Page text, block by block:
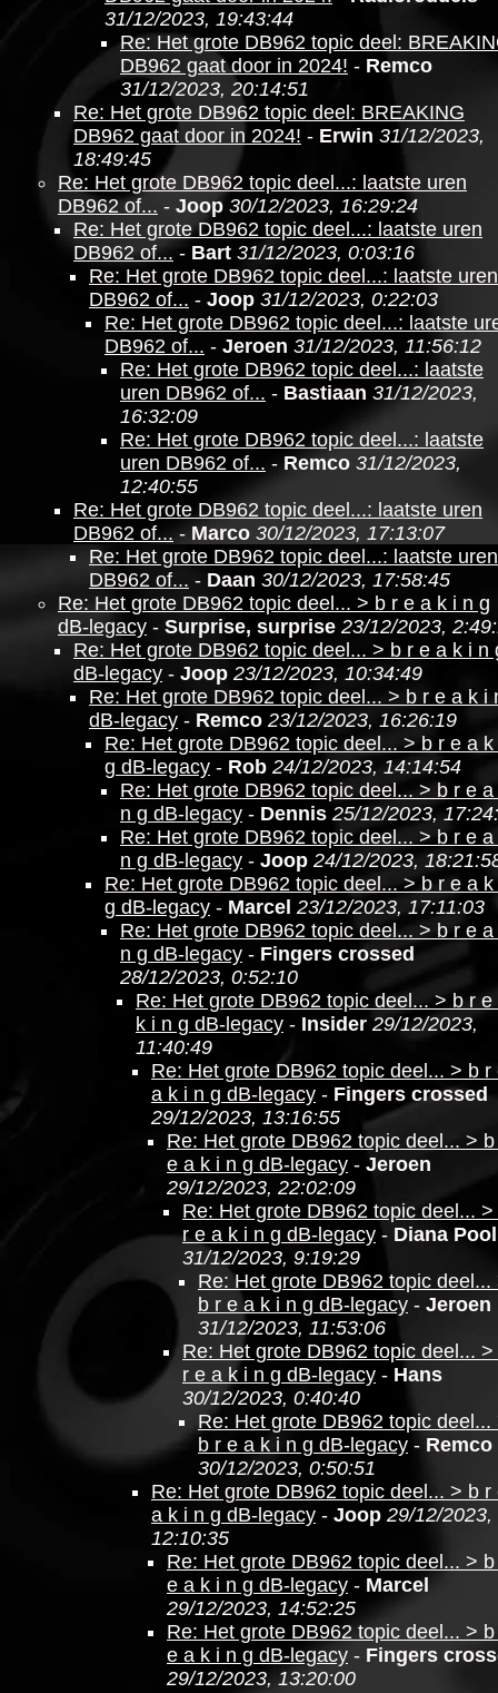
31/12/2023, 19:43:44
Re: Het grote DB962 topic deel:
DB962 gaat door in 2024! - Remco
31/12/2023, 20:14:51
Re: Het grote DB962 topic deel: BREAKING
DB962 gaat door in 2024! - Erwin 31/12/2023,
18:49:45
Re: Het grote DB962 topic deel...: laatste uren
DB962 of... - Joop 30/12/2023, 16:29:24
Re: Het grote DB962 topic deel...: laatste uren
DB962 of... - Bart 31/12/2023, 0:03:16
Re: Het grote DB962 topic deel...: laatste uren
DB962 of... - Joop 31/12/2023, 0:22:03
Re: Het grote DB962 topic deel...: laatste
DB962 of... - Jeroen 31/12/2023, 11:56:12
Re: Het grote DB962 topic deel...: laatste
uren DB962 of... - Bastiaan 31/12/2023,
16:32:09
Re: Het grote DB962 topic deel...: laatste
uren DB962 of... - Remco 31/12/2023,
12:40:55
Re: Het grote DB962 topic deel...: laatste uren
DB962 of... - Marco 30/12/2023, 17:13:07
Re: Het grote DB962 topic deel...: laatste uren
DB962 of... - Daan 30/12/2023, 17:58:45
Re: Het grote DB962 topic deel... > b r e a k i n g
dB-legacy - Surprise, surprise 23/12/2023,
Re: Het grote DB962 topic deel... > b r e a k i n
dB-legacy - Joop 23/12/2023, 10:34:49
Re: Het grote DB962 topic deel... > b r e a k i
dB-legacy - Remco 23/12/2023, 16:26:19
Re: Het grote DB962 topic deel... > b r e a k
g dB-legacy - Rob 24/12/2023, 14:14:54
Re: Het grote DB962 topic deel... > b r e a
n g dB-legacy - Dennis 25/12/2023,
Re: Het grote DB962 topic deel... > b r e a
n g dB-legacy - Joop 24/12/2023,
Re: Het grote DB962 topic deel... > b r e a k
g dB-legacy - Marcel 23/12/2023, 17:11:03
Re: Het grote DB962 topic deel... > b r e a
n g dB-legacy - Fingers crossed
28/12/2023, 0:52:10
Re: Het grote DB962 topic deel... > b r e
k i n g dB-legacy - Insider 29/12/2023,
11:40:49
Re: Het grote DB962 topic deel... > b r
a k i n g dB-legacy - Fingers crossed
29/12/2023, 13:16:55
Re: Het grote DB962 topic deel... >
e a k i n g dB-legacy - Jeroen
29/12/2023, 22:02:09
Re: Het grote DB962 topic deel... >
r e a k i n g dB-legacy - Diana Pool
31/12/2023, 9:19:29
Re: Het grote DB962 topic deel...
b r e a k i n g dB-legacy - Jeroen
31/12/2023, 11:53:06
Re: Het grote DB962 topic deel... >
r e a k i n g dB-legacy - Hans
30/12/2023, 0:40:40
Re: Het grote DB962 topic deel...
b r e a k i n g dB-legacy - Remco
30/12/2023, 0:50:51
Re: Het grote DB962 topic deel... > b r
a k i n g dB-legacy - Joop 29/12/2023,
12:10:35
Re: Het grote DB962 topic deel... >
e a k i n g dB-legacy - Marcel
29/12/2023, 14:52:25
Re: Het grote DB962 topic deel... >
e a k i n g dB-legacy - Fingers
29/12/2023, 13:20:00